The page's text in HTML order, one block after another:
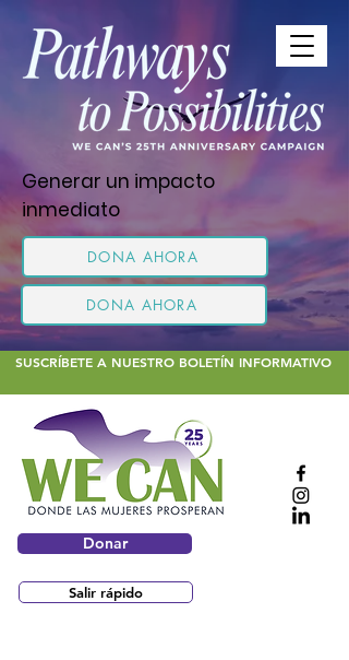
Generar un impacto
inmediato
DONA AHORA
DONA AHORA
Donar
Salir rápido
SUSCRÍBETE A NUESTRO BOLETÍN INFORMATIVO